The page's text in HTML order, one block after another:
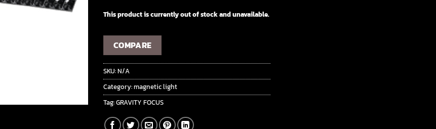
This product is currently out of stock and unavailable.
COMPARE
SKU:N/A
Category:magnetic light
Tag:GRAVITY FOCUS